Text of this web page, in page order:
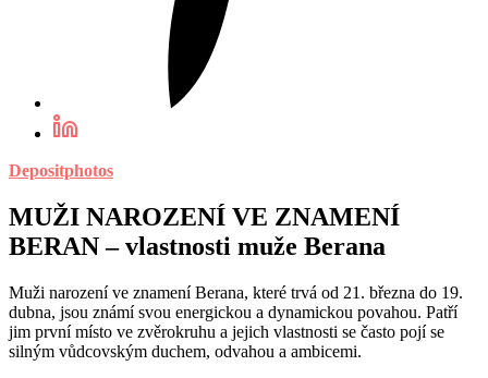
Depositphotos
MUŽI NAROZENÍ VE ZNAMENÍ
BERAN – vlastnosti muže Berana
Muži narození ve znamení Berana, které trvá od 21. března do 19.
dubna, jsou známí svou energickou a dynamickou povahou. Patří
jim první místo ve zvěrokruhu a jejich vlastnosti se často pojí se
silným vůdcovským duchem, odvahou a ambicemi.